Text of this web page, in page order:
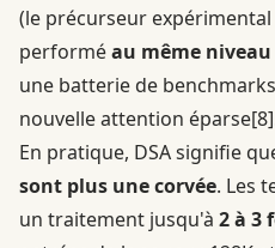
(le précurseur
performéau même niveau
une batterie de
nouvelle attention éparse[8]
En pratique, DSA signifie
sont plus une corvée. Les
un traitement jusqu'à 2 à 3